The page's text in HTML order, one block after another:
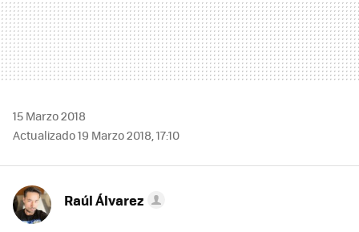
15 Marzo 2018
Actualizado 19 Marzo 2018, 17:10
Raúl Álvarez